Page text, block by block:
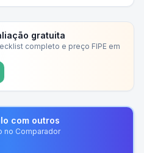
gratuita
completo e preço FIPE em
com outros
no Comparador